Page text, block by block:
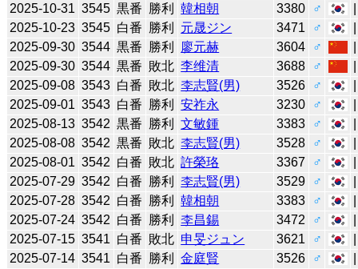
2025-10-31 3545 黒番 勝利 韓相朝 3380 ♂
2025-10-23 3545 白番 勝利 元晟ジン 3471 ♂
2025-09-30 3544 黒番 勝利 廖元赫 3604 ♂
2025-09-30 3544 黒番 敗北 李维清 3688 ♂
2025-09-08 3543 白番 敗北 李志賢(男) 3526 ♂
2025-09-01 3543 白番 勝利 安祚永 3230 ♂
2025-08-13 3542 黒番 勝利 文敏鍾 3383 ♂
2025-08-08 3542 黒番 敗北 李志賢(男) 3528 ♂
2025-08-01 3542 白番 敗北 許榮珞 3367 ♂
2025-07-29 3542 白番 勝利 李志賢(男) 3529 ♂
2025-07-28 3542 白番 勝利 韓相朝 3383 ♂
2025-07-24 3542 白番 勝利 李昌錫 3472 ♂
2025-07-15 3541 白番 敗北 申旻ジュン 3621 ♂
2025-07-14 3541 白番 勝利 金庭賢 3526 ♂